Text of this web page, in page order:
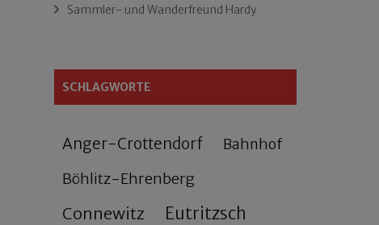
Sammler- und Wanderfreund Hardy
SCHLAGWORTE
Anger-Crottendorf Bahnhof
Böhlitz-Ehrenberg
Connewitz Eutritzsch